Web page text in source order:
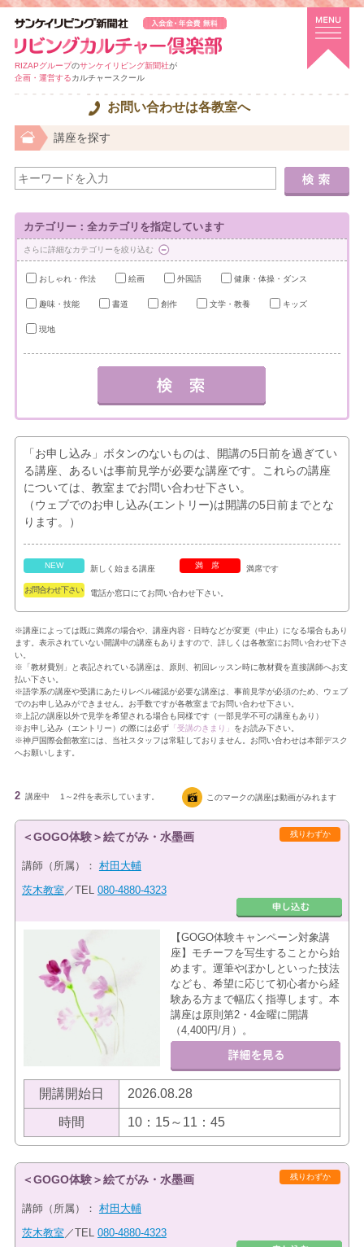
RIZAPグループのサンケイリビング新聞社が
企画・運営するカルチャースクール
お問い合わせは各教室へ
講座を探す
カテゴリー：全カテゴリを指定しています
さらに詳細なカテゴリーを絞り込む
おしゃれ・作法 絵画 外国語 健康・体操・ダンス
趣味・技能 書道 創作 文学・教養 キッズ
現地
「お申し込み」ボタンのないものは、開講の5日前を過ぎてい
る講座、あるいは事前見学が必要な講座です。これらの講座
については、教室までお問い合わせ下さい。
（ウェブでのお申し込み(エントリー)は開講の5日前までとな
ります。）
NEW 新しく始まる講座 満席 満席です
お問合わせ下さい 電話か窓口にてお問い合わせ下さい。
※講座によっては既に満席の場合や、講座内容・日時などが変更（中止）になる場合もあり
ます。表示されていない開講中の講座もありますので、詳しくは各教室にお問い合わせ下さ
い。
※「教材費別」と表記されている講座は、原則、初回レッスン時に教材費を直接講師へお支
払い下さい。
※語学系の講座や受講にあたりレベル確認が必要な講座は、事前見学が必須のため、ウェブ
でのお申し込みができません。お手数ですが各教室までお問い合わせ下さい。
※上記の講座以外で見学を希望される場合も同様です（一部見学不可の講座もあり）
※お申し込み（エントリー）の際には必ず「受講のきまり」 をお読み下さい。
※神戸国際会館教室には、当社スタッフは常駐しておりません。お問い合わせは本部デスク
へお願いします。
2 講座中 1～2件を表示しています。 このマークの講座は動画がみれます
残りわずか
＜GOGO体験＞絵てがみ・水墨画
講師（所属）： 村田大輔
茨木教室 ／TEL 080-4880-4323
【GOGO体験キャンペーン対象講
座】モチーフを写生することから始
めます。運筆やぼかしといった技法
なども、希望に応じて初心者から経
験ある方まで幅広く指導します。本
講座は原則第2・4金曜に開講
（4,400円/月）。
開講開始日 2026.08.28
時間 10：15～11：45
残りわずか
＜GOGO体験＞絵てがみ・水墨画
講師（所属）： 村田大輔
茨木教室 ／TEL 080-4880-4323